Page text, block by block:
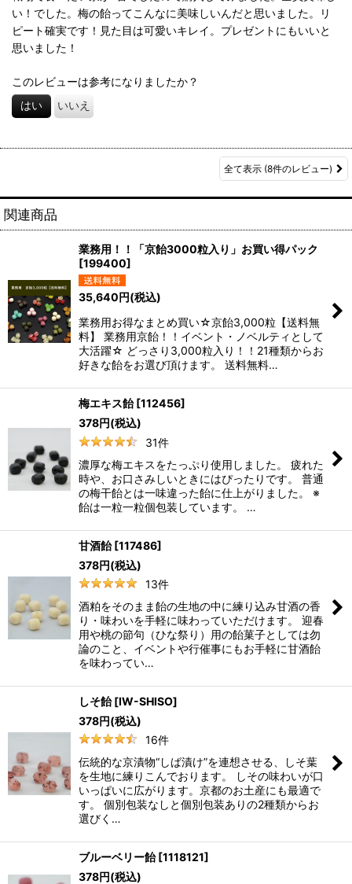
い！でした。梅の飴ってこんなに美味しいんだと思いました。リ
ピート確実です！見た目は可愛いキレイ。プレゼントにもいいと
思いました！
このレビューは参考になりましたか？
はい いいえ
全て表示 (8件のレビュー)
関連商品
業務用！！「京飴3000粒入り」お買い得パック
[199400]
35,640円(税込)
業務用お得なまとめ買い☆京飴3,000粒【送料無
料】 業務用京飴！！イベント・ノベルティとして
大活躍☆ どっさり3,000粒入り！！21種類からお
好きな飴をお選び頂けます。 送料無料…
梅エキス飴 [112456]
378円(税込)
31件
濃厚な梅エキスをたっぷり使用しました。 疲れた
時や、お口さみしいときにはぴったりです。 普通
の梅干飴とは一味違った飴に仕上がりました。 ※
飴は一粒一粒個包装しています。 …
甘酒飴 [117486]
378円(税込)
13件
酒粕をそのまま飴の生地の中に練り込み甘酒の香
り・味わいを手軽に味わっていただけます。 迎春
用や桃の節句（ひな祭り）用の飴菓子としては勿
論のこと、イベントや行催事にもお手軽に甘酒飴
を味わってい…
しそ飴 [IW-SHISO]
378円(税込)
16件
伝統的な京漬物“しば漬け”を連想させる、しそ葉
を生地に練りこんでおります。 しその味わいが口
いっぱいに広がります。京都のお土産にも最適で
す。 個別包装なしと個別包装ありの2種類からお
選びく…
ブルーベリー飴 [1118121]
378円(税込)